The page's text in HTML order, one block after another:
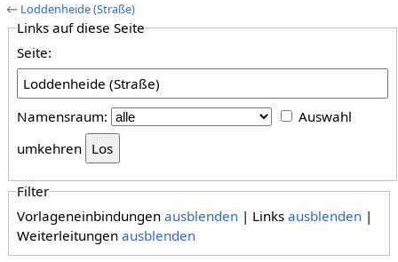
← Loddenheide (Straße)
Links auf diese Seite
Seite:
Namensraum:
Auswahl
umkehren
Filter
Vorlageneinbindungenausblenden | Linksausblenden |
Weiterleitungenausblenden